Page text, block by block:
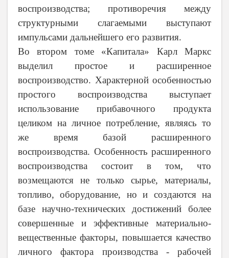
воспроизводства; противоречия между
структурными слагаемыми выступают
импульсами дальнейшего его развития.
Во втором томе «Капитала» Карл Маркс
выделил простое и расширенное
воспроизводство. Характерной особенностью
простого воспроизводства выступает
использование прибавочного продукта
целиком на личное потребление, являясь то
же время базой расширенного
воспроизводства. Особенность расширенного
воспроизводства состоит в том, что
возмещаются не только сырье, материалы,
топливо, оборудование, но и создаются на
базе научно-технических достижений более
совершенные и эффективные материально-
вещественные факторы, повышается качество
личного фактора производства -рабочей